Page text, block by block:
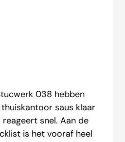
038 hebben
saus klaar
snel. Aan de
is het vooraf heel